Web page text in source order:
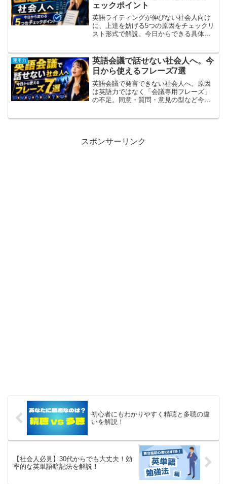
ェックポイント
英語ライティングが伸びない社会人向け
に、上達を妨げる5つの原因をチェックリ
スト形式で解説。今日からできる具体的
運用力
英語会議で話せない社会人へ。今
日から使えるフレーズ7選
英語会議で発言できない社会人へ。原因
は英語力ではなく「会議専用フレーズ」
の不足。同意・質問・意見の型など今日
スポンサーリンク
初心者にもわかりやすく精聴と多聴の違
いを解説！
【社会人必見】30代からでも大丈夫！効
率的な英単語暗記法を解説！